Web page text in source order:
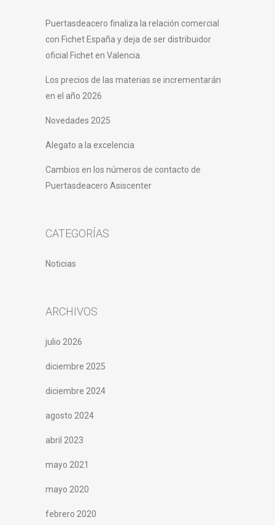
Puertasdeacero finaliza la relación comercial
con Fichet España y deja de ser distribuidor
oficial Fichet en Valencia.
Los precios de las materias se incrementarán
en el año 2026
Novedades 2025
Alegato a la excelencia
Cambios en los números de contacto de
Puertasdeacero Asiscenter
CATEGORÍAS
Noticias
ARCHIVOS
julio 2026
diciembre 2025
diciembre 2024
agosto 2024
abril 2023
mayo 2021
mayo 2020
febrero 2020